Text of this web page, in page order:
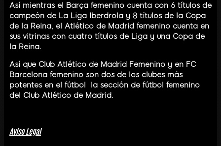
Así mientras el Barça femenino cuenta con 6 títulos de
campeón de La Liga Iberdrola y 8 títulos de la Copa
de la Reina, el Atlético de Madrid femenino cuenta en
sus vitrinas con cuatro títulos de Liga y una Copa de
la Reina.
Así que Club Atlético de Madrid Femenino y en FC
Barcelona femenino son dos de los clubes más
potentes en el fútbol la sección de fútbol femenino
del Club Atlético de Madrid.
Aviso Legal